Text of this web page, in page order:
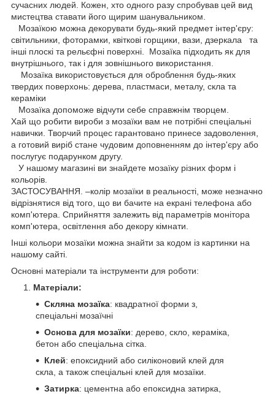
сучасних людей. Кожен, хто одного разу спробував цей вид
мистецтва ставати його щирим шанувальником.
Мозаїкою можна декорувати будь-який предмет інтер'єру:
світильники, фоторамки, квіткові горщики, вази, дзеркала та
інші плоскі та рельєфні поверхні. Мозаїка підходить як для
внутрішнього, так і для зовнішнього використання.
Мозаїка використовується для оброблення будь-яких
твердих поверхонь: дерева, пластмаси, металу, скла та
кераміки
Мозаїка допоможе відчути себе справжнім творцем.
Хай що робити вироби з мозаїки вам не потрібні спеціальні
навички. Творчий процес гарантовано принесе задоволення,
а готовий виріб стане чудовим доповненням до інтер'єру або
послугує подарунком другу.
У нашому магазині ви знайдете мозаїку різних форм і
кольорів.
ЗАСТОСУВАННЯ. –колір мозаїки в реальності, може незначно
відрізнятися від того, що ви бачите на екрані телефона або
комп'ютера. Сприйняття залежить від параметрів монітора
комп'ютера, освітлення або декору кімнати.
Інші кольори мозаїки можна знайти за кодом із картинки на
нашому сайті.
Основні матеріали та інструменти для роботи:
Матеріали:
Скляна мозаїка: квадратної форми з,
спеціальні мозаїчні
Основа для мозаїки: дерево, скло, кераміка,
бетон або спеціальна сітка.
Клей: епоксидний або силіконовий клей для
скла, а також спеціальні клей для мозаїки.
Затирка: цементна або епоксидна затирка,